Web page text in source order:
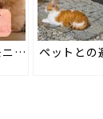
UN_AGE新機能モニター募集